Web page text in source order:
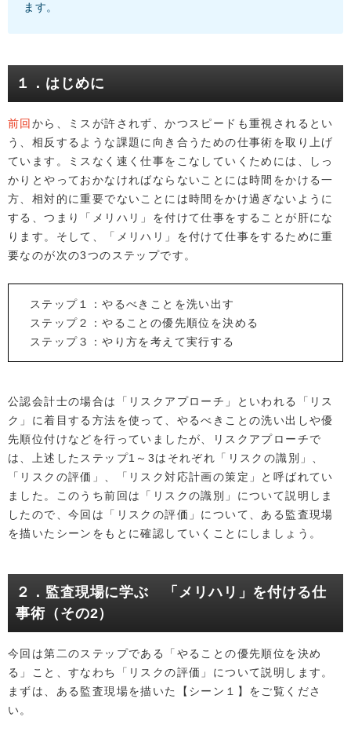
ます。
１．はじめに
前回 から、ミスが許されず、かつスピードも重視されるとい
う、相反するような課題に向き合うための仕事術を取り上げ
ています。ミスなく速く仕事をこなしていくためには、しっ
かりとやっておかなければならないことには時間をかける一
方、相対的に重要でないことには時間をかけ過ぎないように
する、つまり「メリハリ」を付けて仕事をすることが肝にな
ります。そして、「メリハリ」を付けて仕事をするために重
要なのが次の3つのステップです。
ステップ１：やるべきことを洗い出す
ステップ２：やることの優先順位を決める
ステップ３：やり方を考えて実行する
公認会計士の場合は「リスクアプローチ」といわれる「リス
ク」に着目する方法を使って、やるべきことの洗い出しや優
先順位付けなどを行っていましたが、リスクアプローチで
は、上述したステップ1～3はそれぞれ「リスクの識別」、
「リスクの評価」、「リスク対応計画の策定」と呼ばれてい
ました。このうち前回は「リスクの識別」について説明しま
したので、今回は「リスクの評価」について、ある監査現場
を描いたシーンをもとに確認していくことにしましょう。
２．監査現場に学ぶ 「メリハリ」を付ける仕
事術（その2）
今回は第二のステップである「やることの優先順位を決め
る」こと、すなわち「リスクの評価」について説明します。
まずは、ある監査現場を描いた【シーン１】をご覧くださ
い。